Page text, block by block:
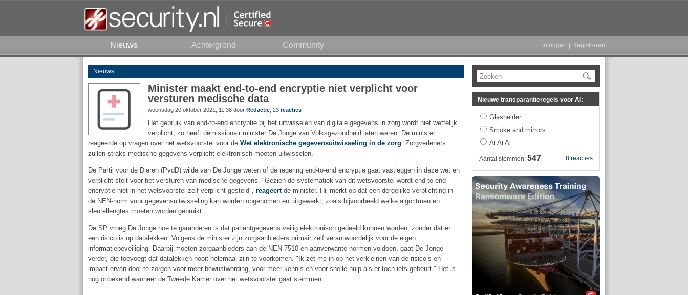
Nieuws Achtergrond Community Inloggen Registreren
Nieuws
Minister maakt end-to-end encryptie niet verplicht voor
versturen medische data
woensdag 20 oktober 2021, 11:38 door Redactie , 23 reacties
Het gebruik van end-to-end encryptie bij het uitwisselen van digitale gegevens in zorg wordt niet wettelijk
verplicht, zo heeft demissionair minister De Jonge van Volksgezondheid laten weten. De minister
reageerde op vragen over het wetsvoorstel voor de Wet elektronische gegevensuitwisseling in de zorg. Zorgverleners
zullen straks medische gegevens verplicht elektronisch moeten uitwisselen.
De Partij voor de Dieren (PvdD) wilde van De Jonge weten of de regering end-to-end encryptie gaat vastleggen in deze wet en
verplicht stelt voor het versturen van medische gegevens. "Gezien de systematiek van dit wetsvoorstel wordt end-to-end
encryptie niet in het wetsvoorstel zelf verplicht gesteld", reageertde minister. Hij merkt op dat een dergelijke verplichting in
de NEN-norm voor gegevensuitwisseling kan worden opgenomen en uitgewerkt, zoals bijvoorbeeld welke algoritmen en
sleutellengtes moeten worden gebruikt.
De SP vroeg De Jonge hoe te garanderen is dat patiëntgegevens veilig elektronisch gedeeld kunnen worden, zonder dat er
een risico is op datalekken. Volgens de minister zijn zorgaanbieders primair zelf verantwoordelijk voor de eigen
informatiebeveiliging. Daarbij moeten zorgaanbieders aan de NEN 7510 en aanverwante normen voldoen, gaat De Jonge
verder, die toevoegt dat datalekken nooit helemaal zijn te voorkomen. "Ik zet me in op het verkleinen van de risico’s en
impact ervan door te zorgen voor meer bewustwording, voor meer kennis en voor snelle hulp als er toch iets gebeurt." Het is
nog onbekend wanneer de Tweede Kamer over het wetsvoorstel gaat stemmen.
Zoeken
Nieuwe transparantieregels voor AI:
Glashelder
Smoke and mirrors
Ai Ai Ai
8 reacties
Aantal stemmen: 547